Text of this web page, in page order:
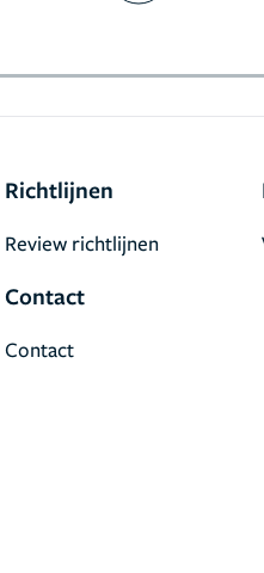
Richtlijnen
Review richtlijnen
Contact
Contact